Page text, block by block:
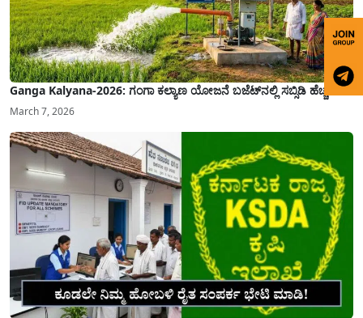
Ganga Kalyana-2026: ಗಂಗಾ ಕಲ್ಯಾಣ ಯೋಜನೆ ಬಜೆಟ್‌ನಲ್ಲಿ ಸಬ್ಸಿಡಿ ಹೆಚ್ಚಳ!
March 7, 2026